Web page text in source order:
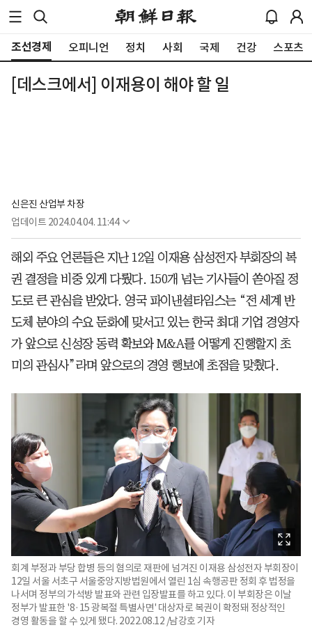
조선경제 오피니언 정치 사회 국제 건강 스포츠
[데스크에서] 이재용이 해야 할 일
신은진 산업부 차장
업데이트 2024.04.04. 11:44
해외 주요 언론들은 지난 12일 이재용 삼성전자 부회장의 복
권 결정을 비중 있게 다뤘다. 150개 넘는 기사들이 쏟아질 정
도로 큰 관심을 받았다. 영국 파이낸셜타임스는 “전 세계 반
도체 분야의 수요 둔화에 맞서고 있는 한국 최대 기업 경영자
가 앞으로 신성장 동력 확보와 M&A를 어떻게 진행할지 초
미의 관심사”라며 앞으로의 경영 행보에 초점을 맞췄다.
회계 부정과 부당 합병 등의 혐의로 재판에 넘겨진 이재용 삼성전자 부회장이
12일 서울 서초구 서울중앙지방법원에서 열린 1심 속행공판 정회 후 법정을
나서며 정부의 가석방 발표와 관련 입장발표를 하고 있다. 이 부회장은 이날
정부가 발표한 '8·15 광복절 특별사면' 대상자로 복권이 확정돼 정상적인
경영 활동을 할 수 있게 됐다. 2022.08.12 /남강호 기자